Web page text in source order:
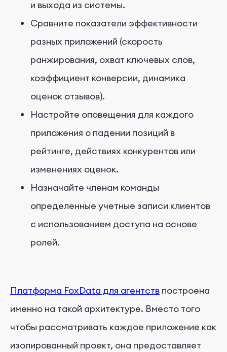
и выхода из системы.
Сравните показатели эффективности
разных приложений (скорость
ранжирования, охват ключевых слов,
коэффициент конверсии, динамика
оценок отзывов).
Настройте оповещения для каждого
приложения о падении позиций в
рейтинге, действиях конкурентов или
изменениях оценок.
Назначайте членам команды
определенные учетные записи клиентов
с использованием доступа на основе
ролей.
Платформа FoxData для агентств построена
именно на такой архитектуре. Вместо того
чтобы рассматривать каждое приложение как
изолированный проект, она предоставляет